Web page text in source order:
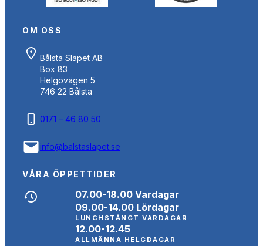
OM OSS
Bålsta Släpet AB
Box 83
Helgövägen 5
746 22 Bålsta
0171 – 46 80 50
info@balstaslapet.se
VÅRA ÖPPETTIDER
07.00-18.00 Vardagar
09.00-14.00 Lördagar
LUNCHSTÄNGT VARDAGAR
12.00-12.45
ALLMÄNNA HELGDAGAR